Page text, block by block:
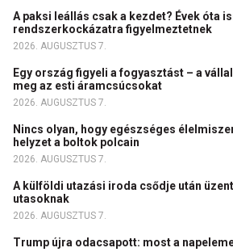
A paksi leállás csak a kezdet? Évek óta
rendszerkockázatra figyelmeztetnek
2026. AUGUSZTUS 7.
Egy ország figyeli a fogyasztást – a
meg az esti áramcsúcsokat
2026. AUGUSZTUS 7.
Nincs olyan, hogy egészséges
helyzet a boltok polcain
2026. AUGUSZTUS 7.
A külföldi utazási iroda csődje után
utasoknak
2026. AUGUSZTUS 7.
Trump újra odacsapott: most a